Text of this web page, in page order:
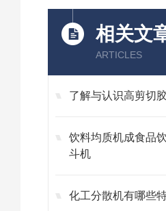
相关文
ARTICLES
了解与认识高剪切
饮料均质机成食品
斗机
化工分散机有哪些